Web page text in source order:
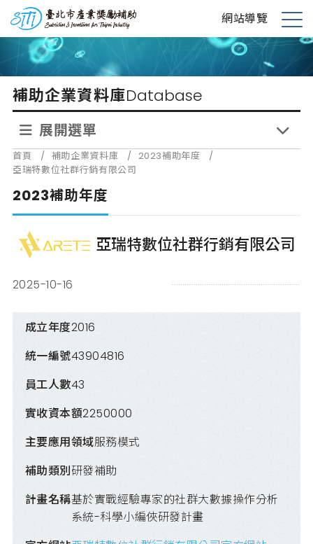
到
內
台北市產業獎勵補助 網站導覽
展
單
補助企業資料庫Database
展開選單
首頁 / 補助企業資料庫 / 2023補助年度
/
亞瑞特數位社群行銷有限公司
2023補助年度
亞瑞特數位社群行銷有限公司
2025-10-16
成立年度2016
統一編號43904816
員工人數43
實收資本額2250000
主要應用領域服務模式
補助類別研發補助
計畫名稱基於實戰經驗專家的社群大數據操作分析
系統-科學小編俠研發計畫